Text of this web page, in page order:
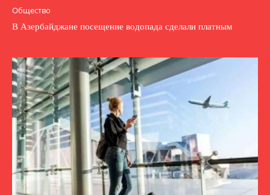
Общество
В Азербайджане посещение водопада сделали платным